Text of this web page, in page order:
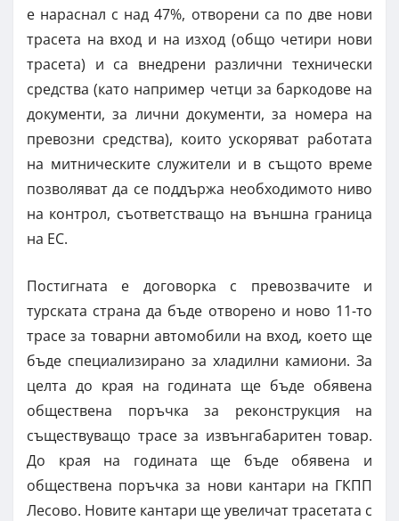
е нараснал с над 47%, отворени са по две нови
трасета на вход и на изход (общо четири нови
трасета) и са внедрени различни технически
средства (като например четци за баркодове на
документи, за лични документи, за номера на
превозни средства), които ускоряват работата
на митническите служители и в същото време
позволяват да се поддържа необходимото ниво
на контрол, съответстващо на външна граница
на ЕС.
Постигната е договорка с превозвачите и
турската страна да бъде отворено и ново 11-то
трасе за товарни автомобили на вход, което ще
бъде специализирано за хладилни камиони. За
целта до края на годината ще бъде обявена
обществена поръчка за реконструкция на
съществуващо трасе за извънгабаритен товар.
До края на годината ще бъде обявена и
обществена поръчка за нови кантари на ГКПП
Лесово. Новите кантари ще увеличат трасетата с